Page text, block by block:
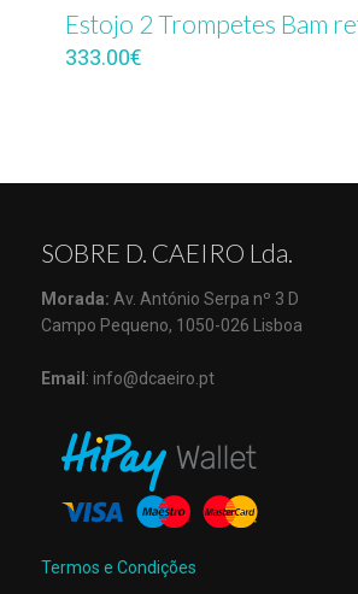
Estojo 2 Trompetes Bam
333.00€
SOBRE D. CAEIRO Lda.
Morada: Av. António Serpa nº 3 D
Campo Pequeno, 1050-026 Lisboa
Email: info@dcaeiro.pt
Termos e Condições